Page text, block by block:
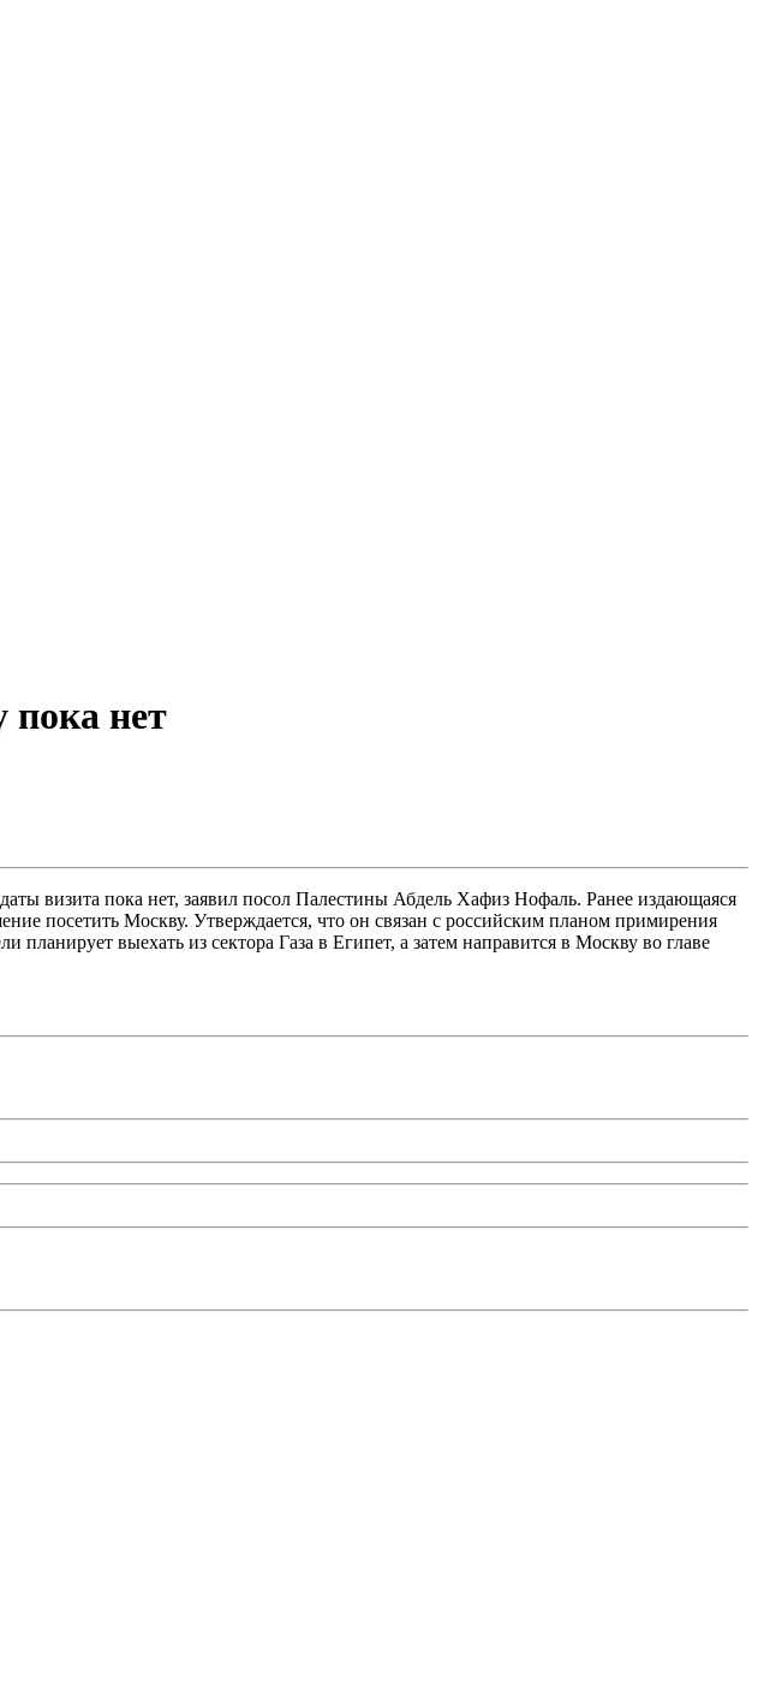
нет
пока нет, заявил посол Палестины Абдель Хафиз Нофаль. Ранее издающаяся
посетить Москву. Утверждается, что он связан с российским планом примирения
выехать из сектора Газа в Египет, а затем направится в Москву во главе